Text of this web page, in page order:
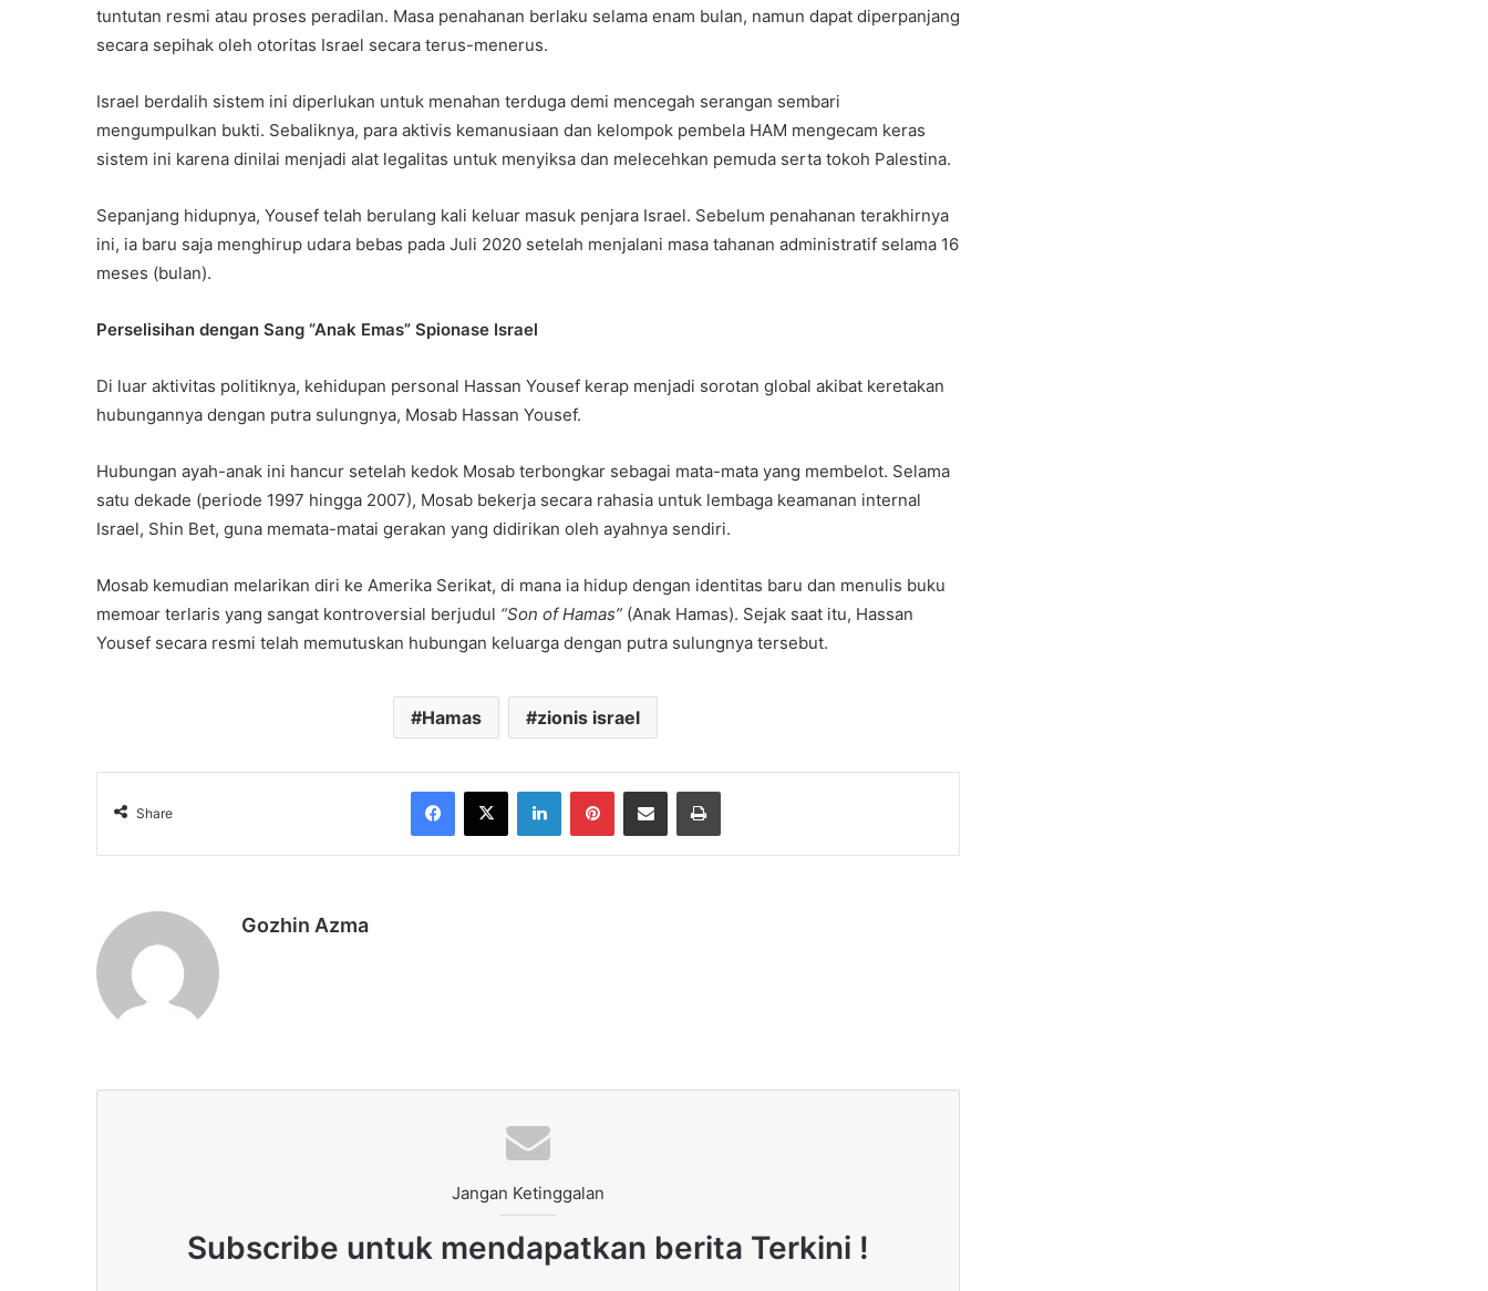
tuntutan resmi atau proses peradilan. Masa penahanan berlaku selama enam bulan, namun dapat diperpanjang
secara sepihak oleh otoritas Israel secara terus-menerus.
Israel berdalih sistem ini diperlukan untuk menahan terduga demi mencegah serangan sembari
mengumpulkan bukti. Sebaliknya, para aktivis kemanusiaan dan kelompok pembela HAM mengecam keras
sistem ini karena dinilai menjadi alat legalitas untuk menyiksa dan melecehkan pemuda serta tokoh Palestina.
Sepanjang hidupnya, Yousef telah berulang kali keluar masuk penjara Israel. Sebelum penahanan terakhirnya
ini, ia baru saja menghirup udara bebas pada Juli 2020 setelah menjalani masa tahanan administratif selama 16
meses (bulan).
Perselisihan dengan Sang “Anak Emas” Spionase Israel
Di luar aktivitas politiknya, kehidupan personal Hassan Yousef kerap menjadi sorotan global akibat keretakan
hubungannya dengan putra sulungnya, Mosab Hassan Yousef.
Hubungan ayah-anak ini hancur setelah kedok Mosab terbongkar sebagai mata-mata yang membelot. Selama
satu dekade (periode 1997 hingga 2007), Mosab bekerja secara rahasia untuk lembaga keamanan internal
Israel, Shin Bet, guna memata-matai gerakan yang didirikan oleh ayahnya sendiri.
Mosab kemudian melarikan diri ke Amerika Serikat, di mana ia hidup dengan identitas baru dan menulis buku
memoar terlaris yang sangat kontroversial berjudul “Son of Hamas” (Anak Hamas). Sejak saat itu, Hassan
Yousef secara resmi telah memutuskan hubungan keluarga dengan putra sulungnya tersebut.
Hamas zionis israel
Share
Facebook
X LinkedInPinterestShare via Email Print
Gozhin Azma
Jangan Ketinggalan
Subscribe untuk mendapatkan berita Terkini !